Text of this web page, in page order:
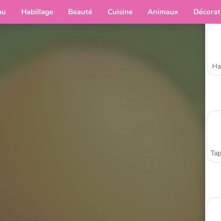
Habillage Beauté Cuisine Animaux